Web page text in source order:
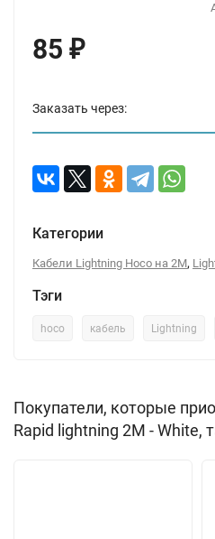
85 ₽
Заказать через:
Категории
Кабели Lightning Hoco на 2М,
Тэги
hoco кабель Lightning
Покупатели, которые
Rapid lightning 2M - White,